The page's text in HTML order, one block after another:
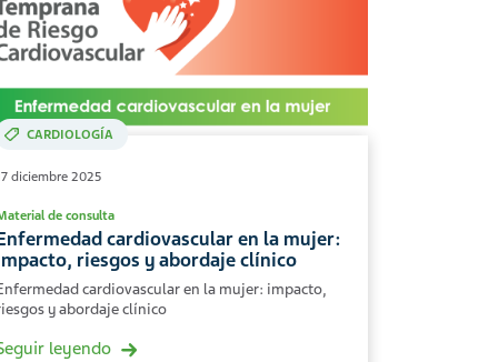
CARDIOLOGÍA
diciembre 2025
de consulta
cardiovascular en la mujer:
riesgos y abordaje clínico
cardiovascular en la mujer: impacto,
y abordaje clínico
leyendo